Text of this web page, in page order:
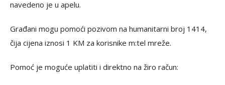
navedeno je u apelu.
Građani mogu pomoći pozivom na humanitarni broj 1414,
čija cijena iznosi 1 KM za korisnike m:tel mreže.
Pomoć je moguće uplatiti i direktno na žiro račun: